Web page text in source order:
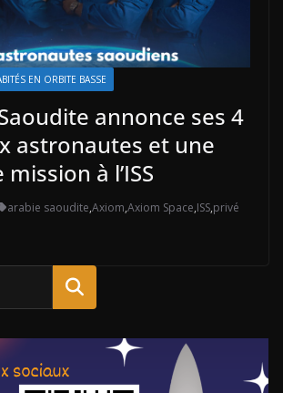
EN ORBITE BASSE
annonce ses 4
astronautes et une
à l’ISS
arabie saoudite,Axiom,Axiom Space,ISS,privé